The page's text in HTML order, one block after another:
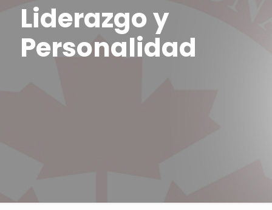
Liderazgo y
Personalidad